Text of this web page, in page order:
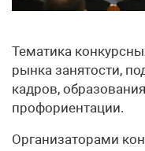
Тематика
рынка занятости,
кадров,
профориентации.
Организаторами